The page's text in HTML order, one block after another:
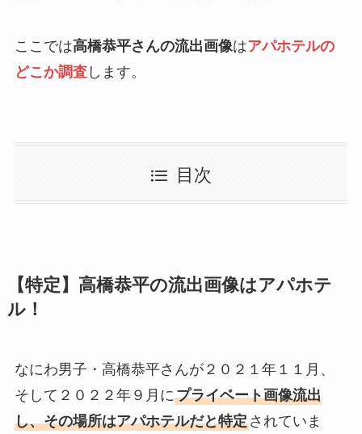
ここでは高橋恭平さんの流出画像はアパホテルの
どこか調査します。
目次
【特定】高橋恭平の流出画像はアパホテ
ル！
なにわ男子・高橋恭平さんが２０２１年１１月、
そして２０２２年９月にプライベート画像流出
し、その場所はアパホテルだと特定されていま